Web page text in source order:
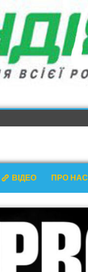
ВІДЕО ПРО НАС